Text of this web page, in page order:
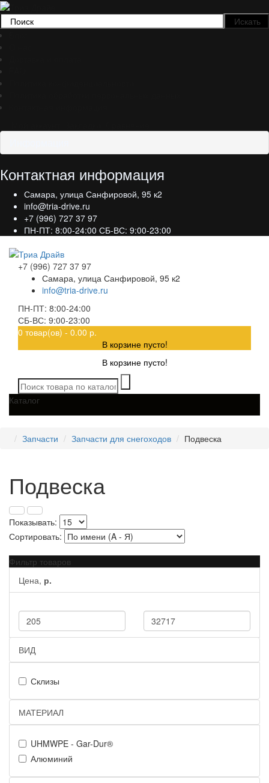
Контактная информация
Самара, улица Санфировой, 95 к2
info@tria-drive.ru
+7 (996) 727 37 97
ПН-ПТ: 8:00-24:00 СБ-ВС: 9:00-23:00
+7 (996) 727 37 97
Самара, улица Санфировой, 95 к2
info@tria-drive.ru
ПН-ПТ: 8:00-24:00
СБ-ВС: 9:00-23:00
0 товар(ов) - 0.00 р.
В корзине пусто!
В корзине пусто!
Каталог
Запчасти Запчасти для снегоходов Подвеска
Подвеска
Показывать:
Сортировать:
Фильтр товаров
Цена, р.
ВИД
Склизы
МАТЕРИАЛ
UHMWPE - Gar-Dur®
Алюминий